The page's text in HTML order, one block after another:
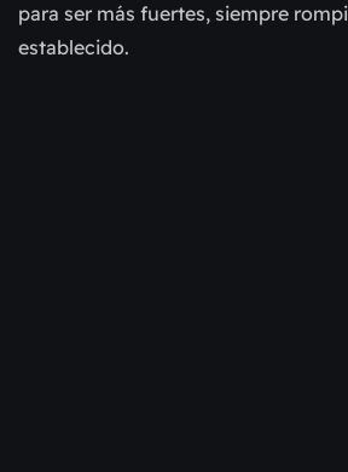
para ser más fuertes, siempre
establecido.